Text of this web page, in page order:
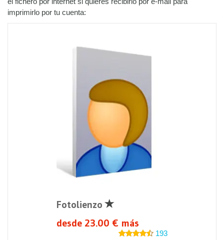
imprimirlo por tu cuenta:
Fotolienzo
desde 23.00 € más
193